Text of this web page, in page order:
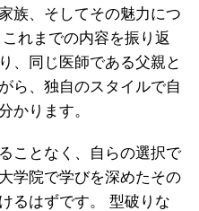
族、そしてその魅力につ
れまでの内容を振り返
、同じ医師である父親と
ら、独自のスタイルで自
かります。
ことなく、自らの選択で
学院で学びを深めたその
るはずです。 型破りな